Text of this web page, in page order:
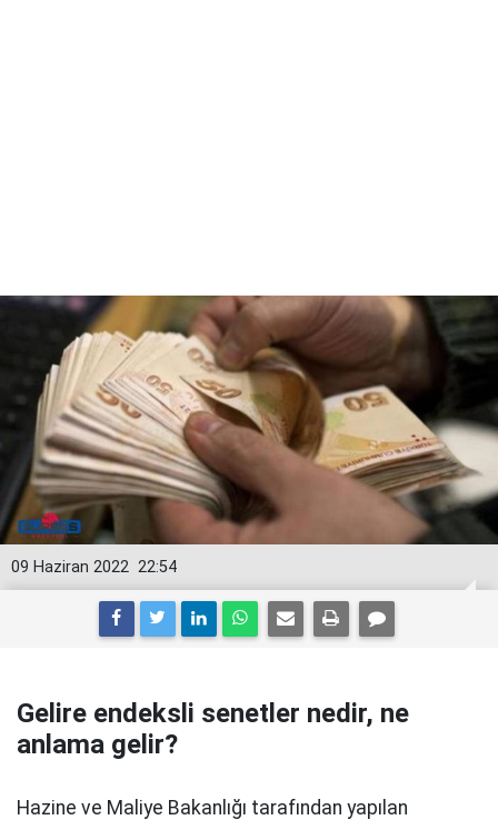
22:54
09 Haziran 2022
Gelire endeksli senetler nedir, ne
anlama gelir?
Hazine ve Maliye Bakanlığı tarafından yapılan